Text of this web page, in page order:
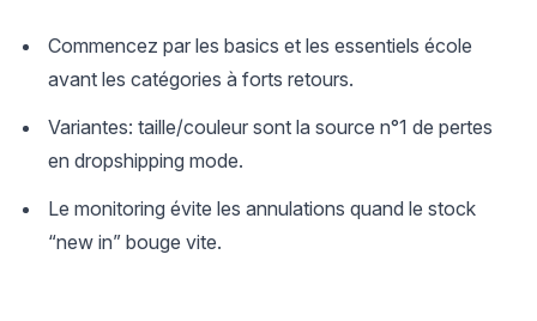
Commencez par les basics et les essentiels école
avant les catégories à forts retours.
Variantes: taille/couleur sont la source n°1 de pertes
en dropshipping mode.
Le monitoring évite les annulations quand le stock
“new in” bouge vite.